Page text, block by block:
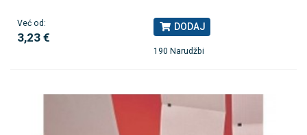
Već od:
3,23 €
DODAJ
190 Narudžbi